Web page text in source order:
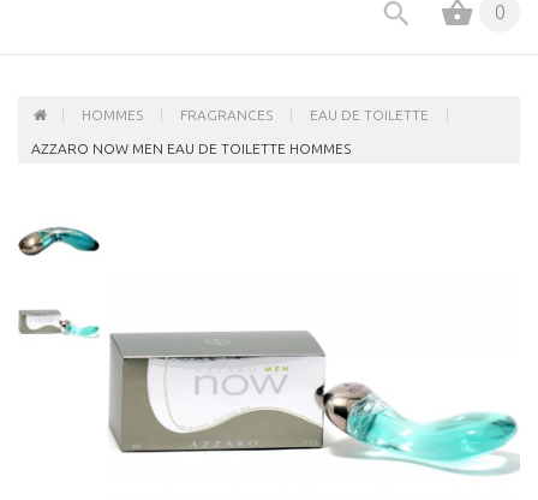
0
HOMMES FRAGRANCES EAU DE TOILETTE
AZZARO NOW MEN EAU DE TOILETTE HOMMES